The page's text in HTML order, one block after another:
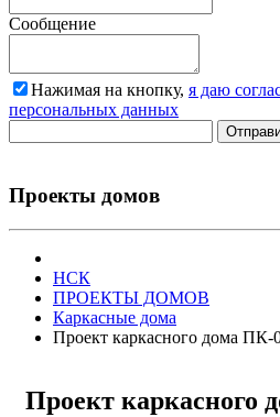
Сообщение
Нажимая на кнопку, я даю
персональных данных
Проекты домов
НСК
ПРОЕКТЫ ДОМОВ
Каркасные дома
Проект каркасного дома ПК-
Проект каркасного